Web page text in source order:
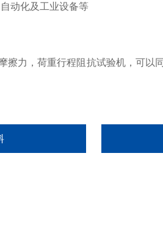
动化及工业设备等
擦力，荷重行程阻抗试验机，可以